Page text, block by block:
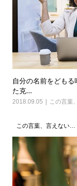
自分の名前をども
た克...
2018.09.05 この言葉
この言葉、言えない…